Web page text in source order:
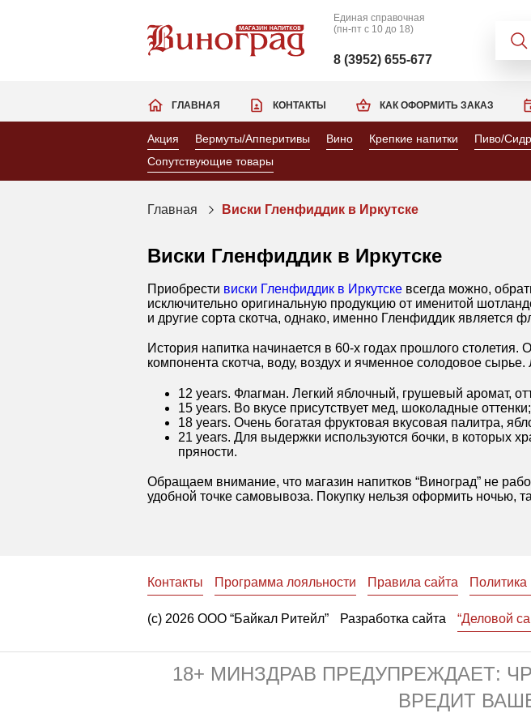
Единая справочная
(пн-пт с 10 до 18)
8 (3952) 655-677
КАК ОФОРМИТЬ ЗАКАЗ
ГЛАВНАЯ КОНТАКТЫ
Акция Вермуты/Апперитивы Вино Крепкие напитки Пиво/Сидр
Сопутствующие товары
Главная Виски Гленфиддик в Иркутске
Виски Гленфиддик в Иркутске
Приобрести виски Гленфиддик в Иркутске всегда можно,
исключительно оригинальную продукцию от именитой
и другие сорта скотча, однако, именно Гленфиддик
История напитка начинается в 60-х годах прошлого
компонента скотча, воду, воздух и ячменное солодовое
12 years. Флагман. Легкий яблочный, грушевый аромат,
15 years. Во вкусе присутствует мед, шоколадные оттенки;
18 years. Очень богатая фруктовая вкусовая палитра,
21 years. Для выдержки используются бочки, в которых
пряности.
Обращаем внимание, что магазин напитков “Виноград” не
удобной точке самовывоза. Покупку нельзя оформить ночью,
Контакты Программа лояльности Правила сайта
(с) 2026 ООО “Байкал Ритейл” Разработка сайта “Деловой
18+ МИНЗДРАВ ПРЕДУПРЕЖДАЕТ:
ВРЕДИТ